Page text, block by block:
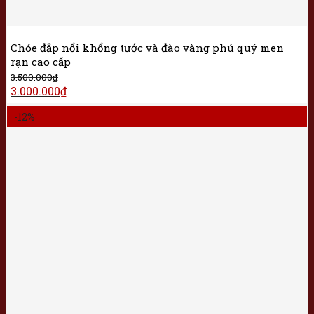
Chóe đắp nổi khổng tước và đào vàng phú quý men
rạn cao cấp
3.500.000₫
3.000.000₫
-12%